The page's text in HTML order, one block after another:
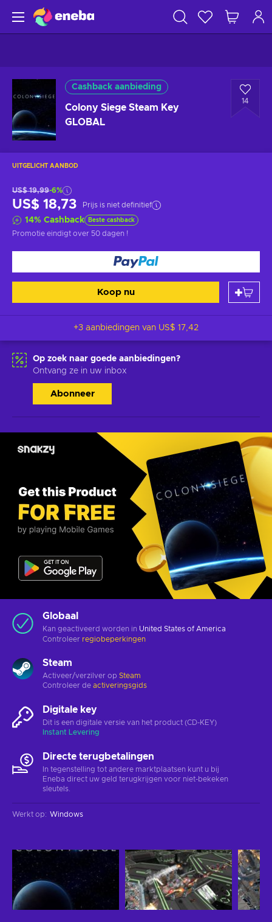
Cashback aanbieding
Colony Siege Steam Key
GLOBAL
14
UITGELICHT AANBOD
US$ 19,99-6%
US$ 18,73 Prijs is niet definitief
14% Cashback Beste cashback
Promotie eindigt over 50 dagen !
Koop nu
+3 aanbiedingen van US$ 17,42
Op zoek naar goede aanbiedingen?
Ontvang ze in uw inbox
Abonneer
Globaal
Kan geactiveerd worden in United States of America
Controleer regiobeperkingen
Steam
Activeer/verzilver op Steam
Controleer de activeringsgids
Digitale key
Dit is een digitale versie van het product (CD-KEY)
Instant Levering
Directe terugbetalingen
In tegenstelling tot andere marktplaatsen kunt u bij
Eneba direct uw geld terugkrijgen voor niet-bekeken
sleutels.
Werkt op: Windows